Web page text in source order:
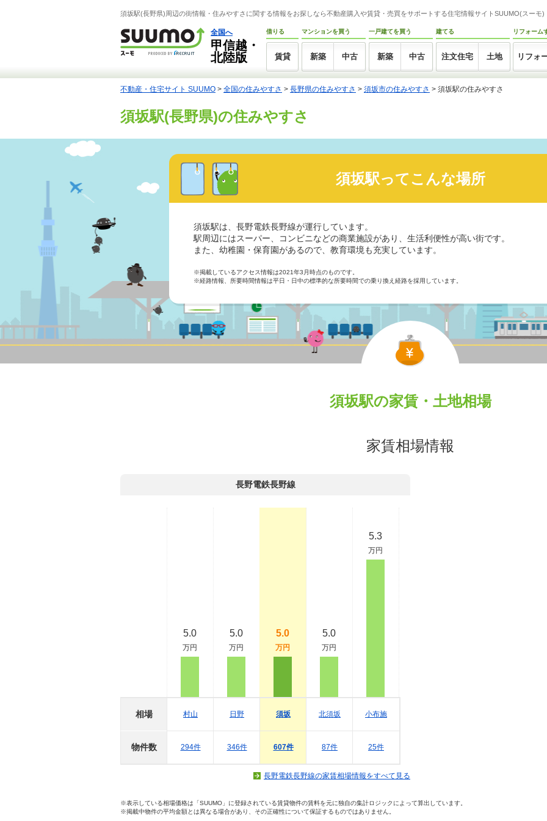
須坂駅(長野県)周辺の街情報・住みやすさに関する情報をお探しなら不動産購入や賃貸・売買をサポートする住宅情報サイトSUUMO(スーモ)
全国へ
甲信越・
北陸版
借りる
賃貸
マンションを買う
新築 中古
一戸建てを買う
新築 中古
建てる
注文住宅 土地
リフォーム
リフォ
不動産・住宅サイト SUUMO > 全国の住みやすさ > 長野県の住みやすさ > 須坂市の住みやすさ > 須坂駅の住みやすさ
須坂駅(長野県)の住みやすさ
須坂駅ってこんな場所
須坂駅は、長野電鉄長野線が運行しています。
駅周辺にはスーパー、コンビニなどの商業施設があり、生活利便性が高い街です。
また、幼稚園・保育園があるので、教育環境も充実しています。
※掲載しているアクセス情報は2021年3月時点のものです。
※経路情報、所要時間情報は平日・日中の標準的な所要時間での乗り換え経路を採用しています。
須坂駅の家賃・土地相場
家賃相場情報
長野電鉄長野線
相場
物件数
5.0
万円
村山
294件
5.0
万円
日野
346件
5.0
万円
須坂
607件
5.0
万円
北須坂
87件
5.3
万円
小布施
25件
長野電鉄長野線の家賃相場情報をすべて見る
※表示している相場価格は「SUUMO」に登録されている賃貸物件の賃料を元に独自の集計ロジックによって算出しています。
※掲載中物件の平均金額とは異なる場合があり、その正確性について保証するものではありません。